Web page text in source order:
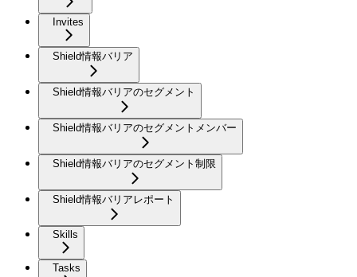
Invites
Shield情報バリア
Shield情報バリアのセグメント
Shield情報バリアのセグメントメンバー
Shield情報バリアのセグメント制限
Shield情報バリアレポート
Skills
Tasks